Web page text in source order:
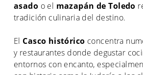
asado o el mazapán de Toledo
tradición culinaria del destino.
El Casco histórico concentra
y restaurantes donde degustar
entornos con encanto,